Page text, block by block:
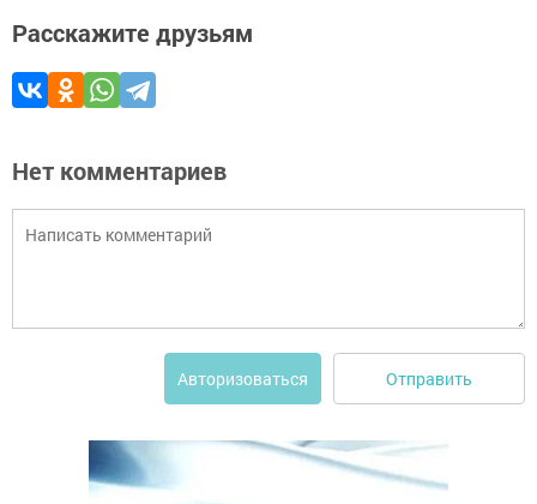
Расскажите друзьям
Нет комментариев
Авторизоваться Отправить